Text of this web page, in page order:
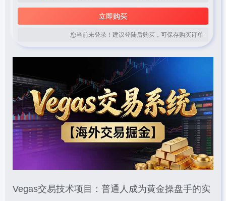
立即购买
您当前未登录！建议登陆后购买，可保存购买订单
Vegas交易技术项目：普通人成为黄金操盘手的实